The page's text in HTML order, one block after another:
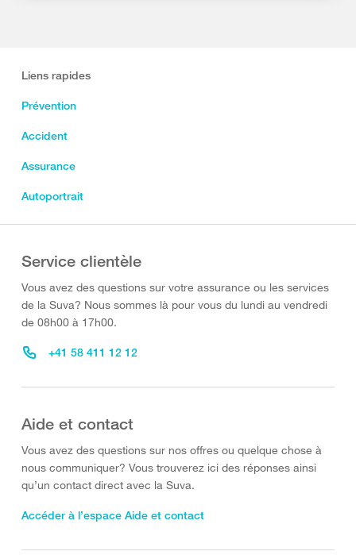
Liens rapides
Prévention
Accident
Assurance
Autoportrait
Service clientèle
Vous avez des questions sur votre assurance ou les services
de la Suva? Nous sommes là pour vous du lundi au vendredi
de 08h00 à 17h00.
+41 58 411 12 12
Aide et contact
Vous avez des questions sur nos offres ou quelque chose à
nous communiquer? Vous trouverez ici des réponses ainsi
qu’un contact direct avec la Suva.
Accéder à l’espace Aide et contact